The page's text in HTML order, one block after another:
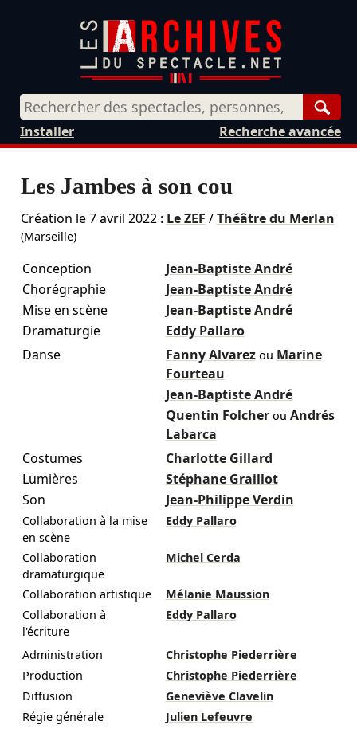
Recherche avancée
Installer
Les Jambes à son cou
Création le7 avril 2022: Le ZEF /Théâtre du Merlan
(Marseille)
Conception
Jean-Baptiste André
Chorégraphie
Jean-Baptiste André
Mise en scène
Jean-Baptiste André
Dramaturgie
Eddy Pallaro
Danse
Fanny Alvarez ou Marine
Fourteau
Jean-Baptiste André
Quentin Folcher ou Andrés
Labarca
Costumes
Charlotte Gillard
Lumières
Stéphane Graillot
Son
Jean-Philippe Verdin
Collaboration à la mise
en scène
Eddy Pallaro
Collaboration
dramaturgique
Michel Cerda
Collaboration artistique
Mélanie Maussion
Collaboration à
l'écriture
Eddy Pallaro
Administration
Christophe Piederrière
Production
Christophe Piederrière
Diffusion
Geneviève Clavelin
Régie générale
Julien Lefeuvre